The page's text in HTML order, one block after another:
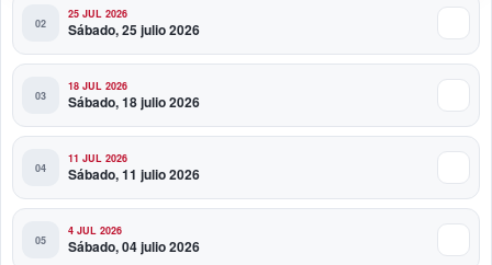
25 JUL 2026
Sábado, 25 julio 2026
18 JUL 2026
Sábado, 18 julio 2026
11 JUL 2026
Sábado, 11 julio 2026
4 JUL 2026
Sábado, 04 julio 2026